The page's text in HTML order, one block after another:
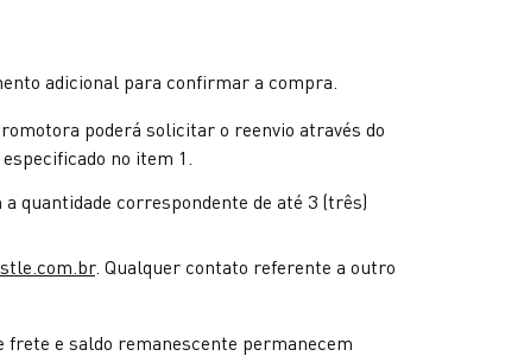
adicional para confirmar a compra.
poderá solicitar o reenvio através do
no item 1.
quantidade correspondente de até 3 (três)
. Qualquer contato referente a outro
frete e saldo remanescente permanecem